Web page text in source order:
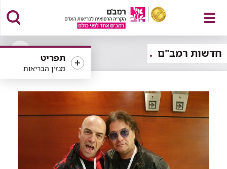
פתח
תפריט
תפריט
מגזין הבריאות
חדשות רמב"ם
של
סינון